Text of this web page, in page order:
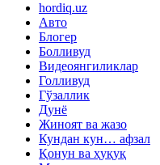
hordiq.uz
Авто
Блогер
Болливуд
Видеоянгиликлар
Голливуд
Гўзаллик
Дунё
Жиноят ва жазо
Кундан кун… афзал
Қонун ва ҳуқуқ